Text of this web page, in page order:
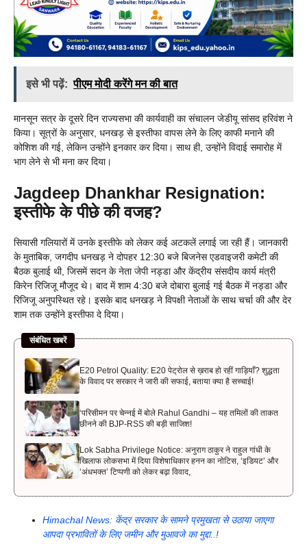
इसे भी पढ़ें: पीएम मोदी करेंगे मन की बात
मानसून सत्र के दूसरे दिन राज्यसभा की कार्यवाही का संचालन जेडीयू सांसद हरिवंश ने
किया। सूत्रों के अनुसार, धनखड़ से इस्तीफा वापस लेने के लिए काफी मनाने की
कोशिश की गई, लेकिन उन्होंने इनकार कर दिया। साथ ही, उन्होंने विदाई समारोह में
भाग लेने से भी मना कर दिया।
Jagdeep Dhankhar Resignation:
इस्तीफे के पीछे की वजह?
सियासी गलियारों में उनके इस्तीफे को लेकर कई अटकलें लगाई जा रही हैं। जानकारी
के मुताबिक, जगदीप धनखड़ ने दोपहर 12:30 बजे बिजनेस एडवाइजरी कमेटी की
बैठक बुलाई थी, जिसमें सदन के नेता जेपी नड्डा और केंद्रीय संसदीय कार्य मंत्री
किरेन रिजिजू मौजूद थे। बाद में शाम 4:30 बजे दोबारा बुलाई गई बैठक में नड्डा और
रिजिजू अनुपस्थित रहे। इसके बाद धनखड़ ने विपक्षी नेताओं के साथ चर्चा की और देर
शाम तक उन्होंने इस्तीफा दे दिया।
संबंधित खबरें
E20 Petrol Quality: E20 पेट्रोल से ख़राब हो रहीं गाड़ियाँ? शुद्धता
के विवाद पर सरकार ने जारी की सफाई, बताया क्या है सच्चाई!
‘परिसीमन पर चेन्नई में बोले Rahul Gandhi – यह तमिलों की ताकत
छीनने की BJP-RSS की बड़ी साजिश!
Lok Sabha Privilege Notice: अनुराग ठाकुर ने राहुल गांधी के
खिलाफ लोकसभा में दिया विशेषाधिकार हनन का नोटिस, ‘इडियट’ और
‘अंधभक्त’ टिप्पणी को लेकर बढ़ा विवाद,
Himachal News: केंद्र सरकार के सामने प्रमुखता से उठाया जाएगा
आपदा प्रभावितों के लिए जमीन और मुआवजे का मुद्दा..!